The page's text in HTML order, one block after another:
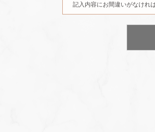
記入内容にお間違いがなけれ